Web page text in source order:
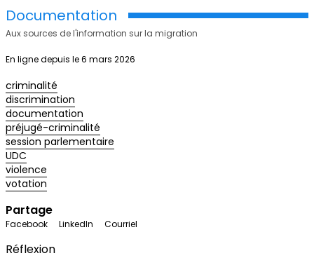
Documentation
Aux sources de l'information sur la migration
En ligne depuis le 6 mars 2026
criminalité
discrimination
documentation
préjugé-criminalité
session parlementaire
UDC
violence
votation
Partage
Facebook LinkedIn Courriel
Réflexion